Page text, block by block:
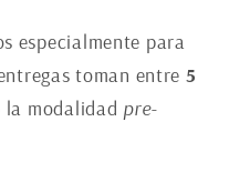
especialmente para
toman entre 5
la modalidad pre-